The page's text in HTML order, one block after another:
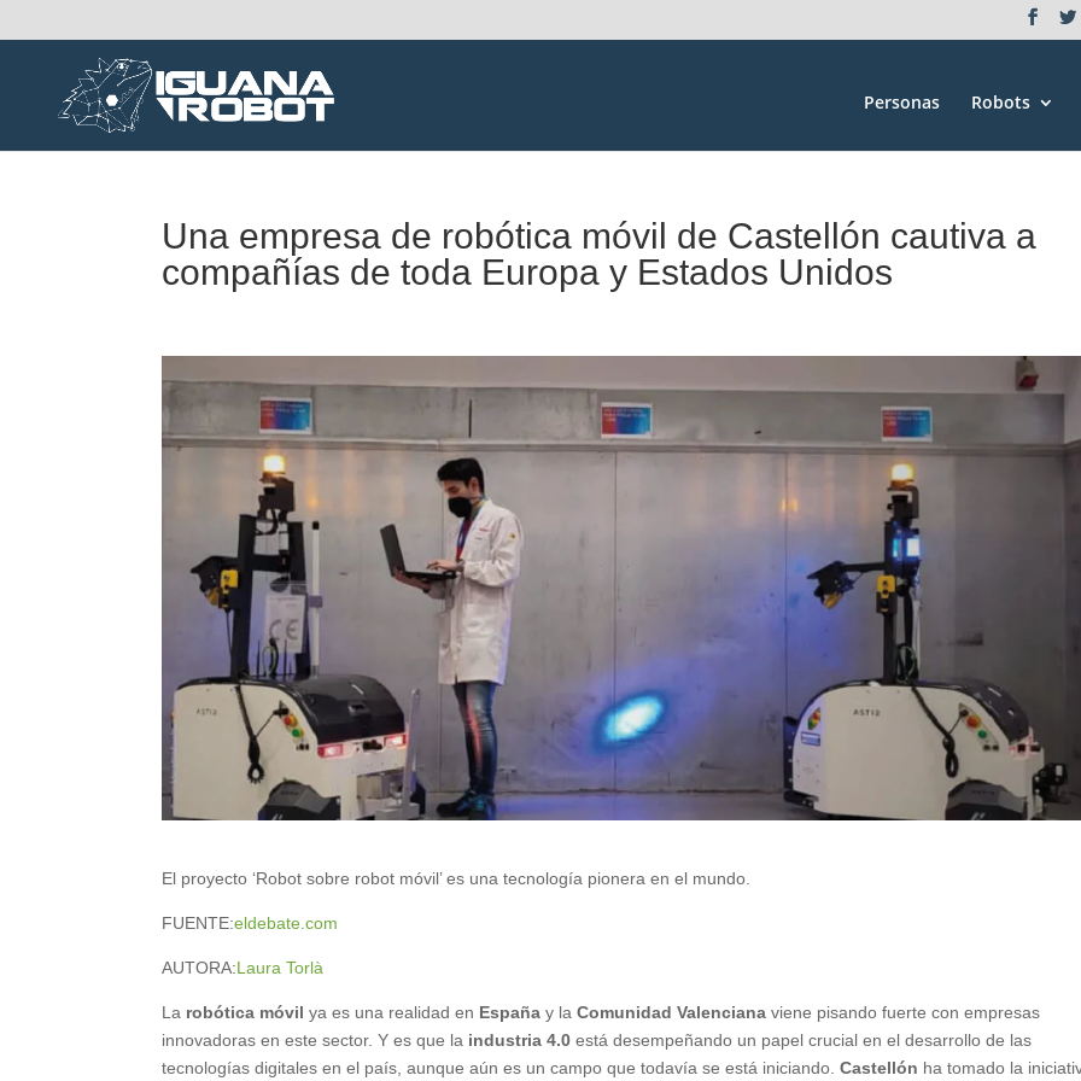
Personas Robots
Una empresa de robótica móvil de Castellón cautiva a
compañías de toda Europa y Estados Unidos
El proyecto ‘Robot sobre robot móvil’ es una tecnología pionera en el mundo.
FUENTE:eldebate.com
AUTORA:Laura Torlà
La robótica móvil ya es una realidad en España y laComunidad Valenciana viene pisando fuerte con empresas
innovadoras en este sector. Y es que la industria 4.0está desempeñando un papel crucial en el desarrollo de las
tecnologías digitales en el país, aunque aún es un campo que todavía se está iniciando.Castellón ha tomado la